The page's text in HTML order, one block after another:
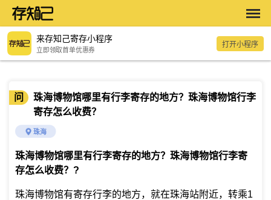
来存知己寄存小程序
立即领取首单优惠券
打开小程序
问
珠海博物馆哪里有行李寄存的地方？珠海博物馆行李
寄存怎么收费？
珠海
珠海博物馆哪里有行李寄存的地方？珠海博物馆行李寄
存怎么收费？ ?
珠海博物馆有寄存行李的地方，就在珠海站附近，转乘1